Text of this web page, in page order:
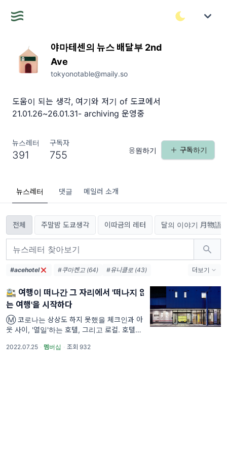
야마테센의 뉴스 배달부 2nd
Ave
tokyonotable@maily.so
도움이 되는 생각, 여기와 저기 of 도쿄에서
21.01.26~26.01.31- archiving 운영중
뉴스레터
391
구독자
755 응원하기 구독하기
뉴스레터 댓글 메일러 소개
전체 주말밤 도쿄생각 이따금의 레터 달의 이야기 月物語
#acehotel #쿠마켄고 (64)
#유니클로 (43)
#도쿄 (33)
#시부야 (32)
#스타벅스 (28)
#츠타야 (23)
#센토 (22)
#백화점 (21)
#무라카미하루키 (21)
#사카모토류이치 (21)
#패밀리마트 (21)
더보기
🚉 여행이 떠나간 그 자리에서 '떠나지 않
는 여행'을 시작하다
Ⓜ️ 코로나는 상상도 하지 못했을 체크인과 아
웃 사이, '열일'하는 호텔, 그리고 로컬. 호텔에
감'이 있어요. 포틀랜드에 '에이스 호텔'이 주목
2022.07.25 · 멤버십 · 조회 932